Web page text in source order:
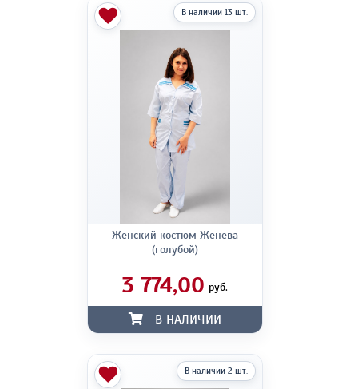
В наличии 13 шт.
Женский костюм Женева
(голубой)
3 774,00 руб.
В НАЛИЧИИ
В наличии 2 шт.